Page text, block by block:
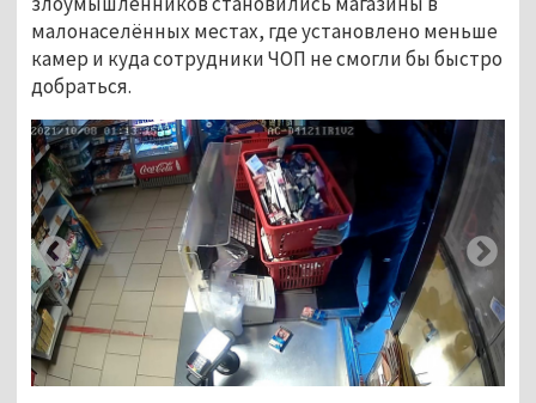
малонаселённых местах, где установлено меньше
камер и куда сотрудники ЧОП не смогли бы быстро
добраться.